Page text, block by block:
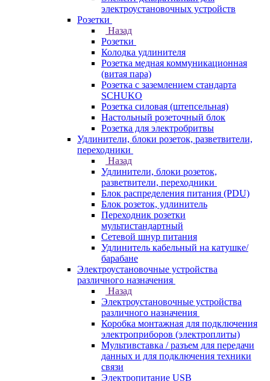
электроустановочных устройств
Розетки
Назад
Розетки
Колодка удлинителя
Розетка медная коммуникационная
(витая пара)
Розетка с заземлением стандарта
SCHUKO
Розетка силовая (штепсельная)
Настольный розеточный блок
Розетка для электробритвы
Удлинители, блоки розеток, разветвители,
переходники
Назад
Удлинители, блоки розеток,
разветвители, переходники
Блок распределения питания (PDU)
Блок розеток, удлинитель
Переходник розетки
мультистандартный
Сетевой шнур питания
Удлинитель кабельный на катушке/
барабане
Электроустановочные устройства
различного назначения
Назад
Электроустановочные устройства
различного назначения
Коробка монтажная для подключения
электроприборов (электроплиты)
Мультивставка / разъем для передачи
данных и для подключения техники
связи
Электропитание USB